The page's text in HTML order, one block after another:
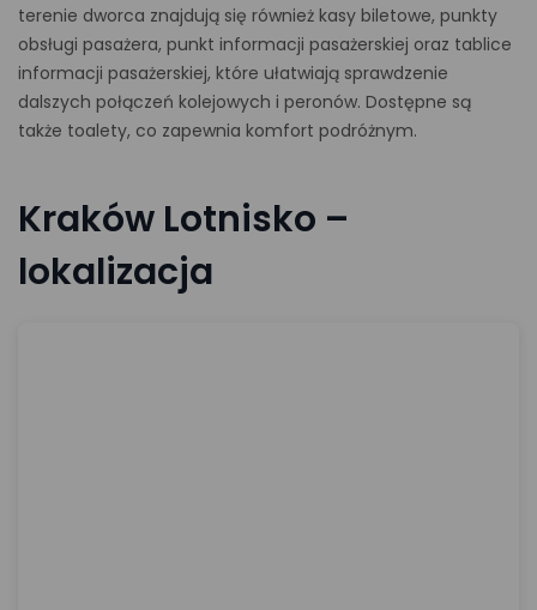
terenie dworca znajdują się również kasy biletowe, punkty
obsługi pasażera, punkt informacji pasażerskiej oraz tablice
informacji pasażerskiej, które ułatwiają sprawdzenie
dalszych połączeń kolejowych i peronów. Dostępne są
także toalety, co zapewnia komfort podróżnym.
Kraków Lotnisko –
lokalizacja